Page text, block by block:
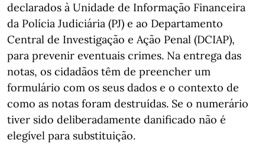
declarados à Unidade de Informação Financeira
da Polícia Judiciária (PJ) e ao Departamento
Central de Investigação e Ação Penal (DCIAP),
para prevenir eventuais crimes. Na entrega das
notas, os cidadãos têm de preencher um
formulário com os seus dados e o contexto de
como as notas foram destruídas. Se o numerário
tiver sido deliberadamente danificado não é
elegível para substituição.